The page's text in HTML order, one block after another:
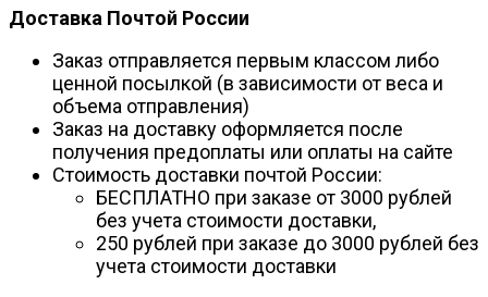
Доставка Почтой России
Заказ отправляется первым классом либо
ценной посылкой (в зависимости от веса и
объема отправления)
Заказ на доставку оформляется после
получения предоплаты или оплаты на сайте
Стоимость доставки почтой России:
БЕСПЛАТНО при заказе от 3000 рублей
без учета стоимости доставки,
250 рублей при заказе до 3000 рублей без
учета стоимости доставки